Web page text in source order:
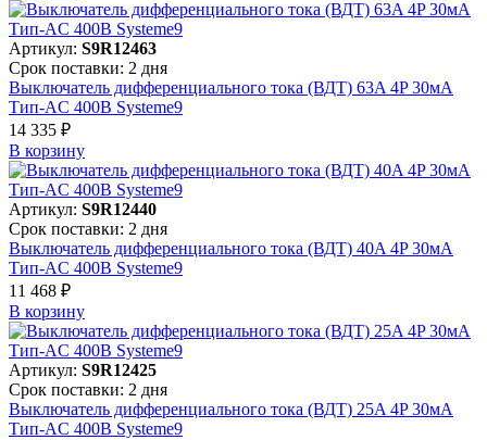
Артикул: S9R12463
Срок поставки: 2 дня
Выключатель дифференциального тока (ВДТ) 63A 4P 30мА
Тип-AC 400В Systeme9
14 335 ₽
В корзинy
Артикул: S9R12440
Срок поставки: 2 дня
Выключатель дифференциального тока (ВДТ) 40A 4P 30мА
Тип-AC 400В Systeme9
11 468 ₽
В корзинy
Артикул: S9R12425
Срок поставки: 2 дня
Выключатель дифференциального тока (ВДТ) 25A 4P 30мА
Тип-AC 400В Systeme9